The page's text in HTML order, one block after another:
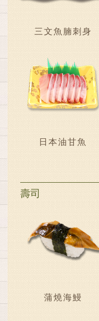
三文魚腩刺身
日本油甘魚
壽司
蒲燒海鰻